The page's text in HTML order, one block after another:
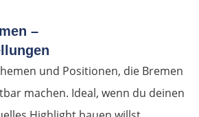
–
und Positionen, die Bremen
machen. Ideal, wenn du deinen